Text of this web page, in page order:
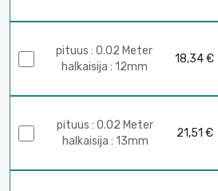
pituus : 0.02 Meter
halkaisija : 12mm
18,34 €
pituus : 0.02 Meter
halkaisija : 13mm
21,51 €